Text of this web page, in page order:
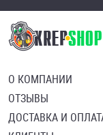
О КОМПАНИИ
ОТЗЫВЫ
ДОСТАВКА И